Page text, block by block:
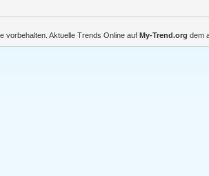
vorbehalten. Aktuelle Trends Online auf My-Trend.org dem